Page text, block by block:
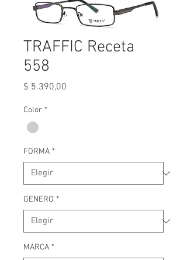
TRAFFIC Receta
558
$ 5.390,00
Color *
FORMA *
GENERO *
MARCA *